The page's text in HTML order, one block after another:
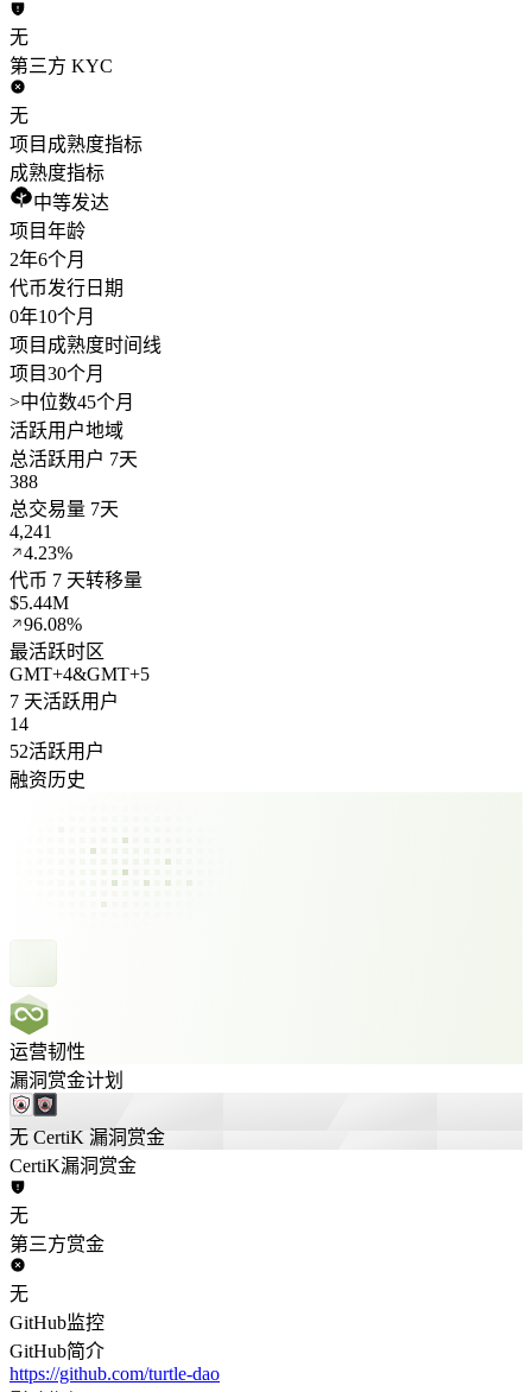
无
第三方 KYC
无
项目成熟度指标
成熟度指标
中等发达
项目年龄
2年6个月
代币发行日期
0年10个月
项目成熟度时间线
项目30个月
>中位数45个月
活跃用户地域
总活跃用户 7天
388
总交易量 7天
4,241
4.23%
代币 7 天转移量
$5.44M
96.08%
最活跃时区
GMT+4&GMT+5
7 天活跃用户
14
52活跃用户
融资历史
运营韧性
漏洞赏金计划
无 CertiK 漏洞赏金
CertiK漏洞赏金
无
第三方赏金
无
GitHub监控
GitHub简介
https://github.com/turtle-dao